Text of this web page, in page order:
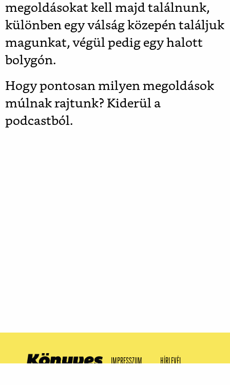
megoldásokat kell majd találnunk,
különben egy válság közepén találjuk
magunkat, végül pedig egy halott
bolygón.
Hogy pontosan milyen megoldások
múlnak rajtunk? Kiderül a
podcastból.
IMPRESSZUM
HÍRLEVÉL